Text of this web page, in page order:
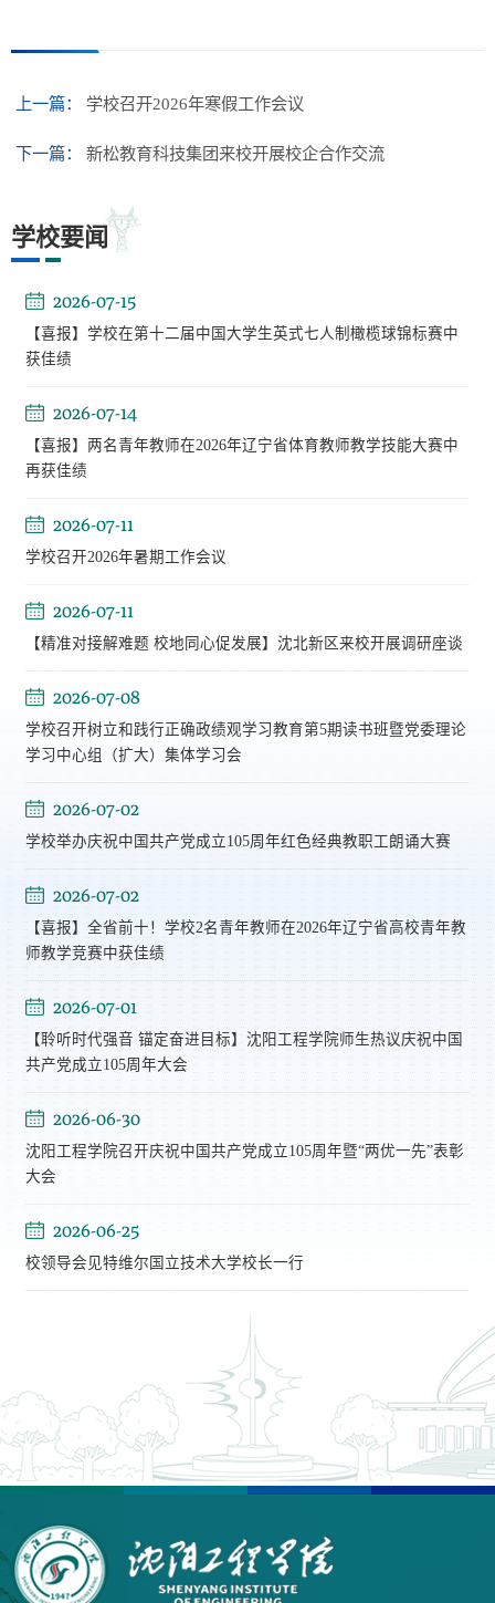
上一篇： 学校召开2026年寒假工作会议
下一篇： 新松教育科技集团来校开展校企合作交流
学校要闻
2026-07-15
【喜报】学校在第十二届中国大学生英式七人制橄榄球锦标赛中
获佳绩
2026-07-14
【喜报】两名青年教师在2026年辽宁省体育教师教学技能大赛中
再获佳绩
2026-07-11
学校召开2026年暑期工作会议
2026-07-11
【精准对接解难题 校地同心促发展】沈北新区来校开展调研座谈
2026-07-08
学校召开树立和践行正确政绩观学习教育第5期读书班暨党委理论
学习中心组（扩大）集体学习会
2026-07-02
学校举办庆祝中国共产党成立105周年红色经典教职工朗诵大赛
2026-07-02
【喜报】全省前十！学校2名青年教师在2026年辽宁省高校青年教
师教学竞赛中获佳绩
2026-07-01
【聆听时代强音 锚定奋进目标】沈阳工程学院师生热议庆祝中国
共产党成立105周年大会
2026-06-30
沈阳工程学院召开庆祝中国共产党成立105周年暨“两优一先”表彰
大会
2026-06-25
校领导会见特维尔国立技术大学校长一行